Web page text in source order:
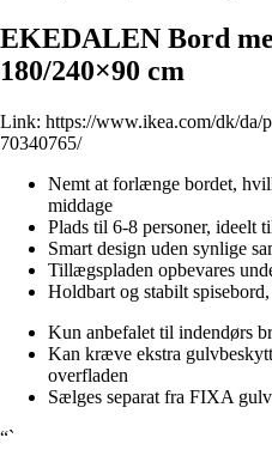
EKEDALEN Bord
180/240×90 cm
Link: https://www.ikea.com/dk/da/
70340765/
Nemt at forlænge bordet,
middage
Plads til 6-8 personer, ideelt
Smart design uden synlige
Tillægspladen opbevares
Holdbart og stabilt
Kun anbefalet til indendørs
Kan kræve ekstra
overfladen
Sælges separat fra FIXA
“`